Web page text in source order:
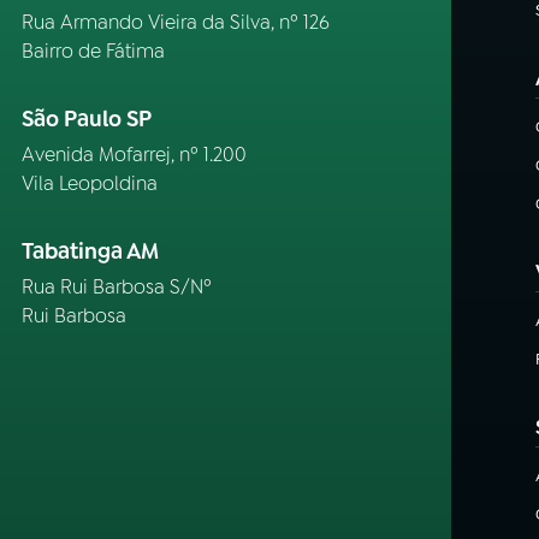
Rua Armando Vieira da Silva, nº 126
Bairro de Fátima
São Paulo SP
Avenida Mofarrej, nº 1.200
Vila Leopoldina
Tabatinga AM
Rua Rui Barbosa S/Nº
Rui Barbosa